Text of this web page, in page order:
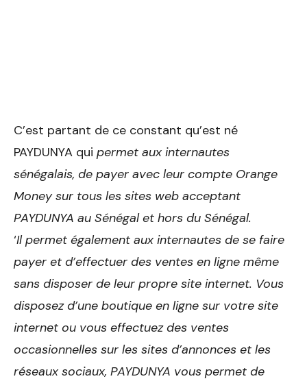
C’est partant de ce constant qu’est né
PAYDUNYA qui permet aux internautes
sénégalais, de payer avec leur compte Orange
Money sur tous les sites web acceptant
PAYDUNYA au Sénégal et hors du Sénégal.
‘Il permet également aux internautes de se faire
payer et d’effectuer des ventes en ligne même
sans disposer de leur propre site internet. Vous
disposez d’une boutique en ligne sur votre site
internet ou vous effectuez des ventes
occasionnelles sur les sites d’annonces et les
réseaux sociaux, PAYDUNYA vous permet de